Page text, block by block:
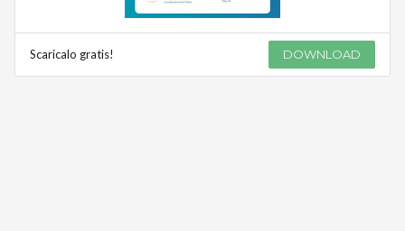
Scaricalo gratis! DOWNLOAD